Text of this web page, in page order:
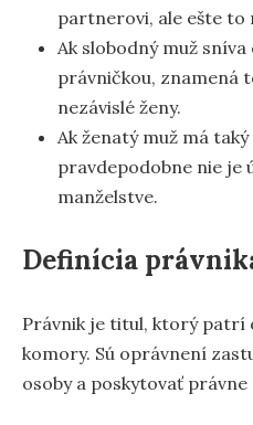
partnerovi, ale ešte to
Ak slobodný muž sníva
právničkou, znamená
nezávislé ženy.
Ak ženatý muž má
pravdepodobne nie je
manželstve.
Definícia
Právnik je titul, ktorý patrí
komory. Sú oprávnení
osoby a poskytovať